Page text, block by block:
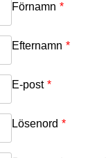
Förnamn *
Efternamn *
E-post *
Lösenord *
Email
Password